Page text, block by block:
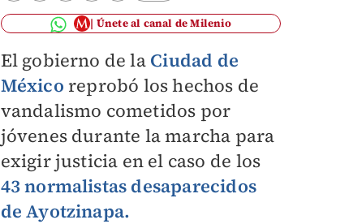
Únete al canal de Milenio
El gobierno de la Ciudad de
México reprobó los hechos de
vandalismo cometidos por
jóvenes durante la marcha para
exigir justicia en el caso de los
43 normalistas desaparecidos
de Ayotzinapa.